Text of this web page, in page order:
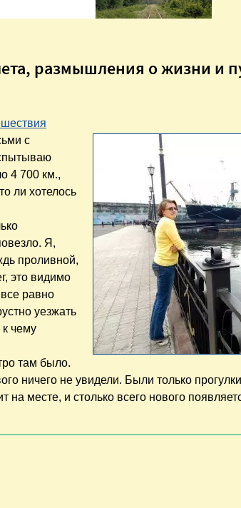
размышления о жизни и
с
4 700 км.,
ли хотелось
Я,
проливной,
это видимо
равно
уезжать
чему
там было.
ничего не увидели. Были только
месте, и столько всего нового